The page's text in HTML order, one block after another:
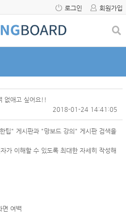
로그인 회원가입
없애고 싶어요!!
2018-01-24 14:41:05
팁" 게시판과 "망보드 강의" 게시판 검색을
가 이해할 수 있도록 최대한 자세히 작성해
면 여백